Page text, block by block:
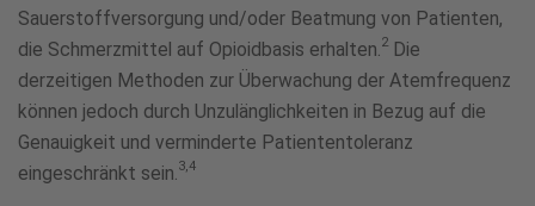
Sauerstoffversorgung und/oder Beatmung von Patienten,
die Schmerzmittel auf Opioidbasis erhalten. 2 Die
derzeitigen Methoden zur Überwachung der Atemfrequenz
können jedoch durch Unzulänglichkeiten in Bezug auf die
Genauigkeit und verminderte Patiententoleranz
eingeschränkt sein. 3,4